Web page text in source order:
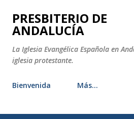
Ir al contenido
PRESBITERIO DE
ANDALUCÍA
La Iglesia Evangélica Española en
iglesia protestante.
Bienvenida Más…